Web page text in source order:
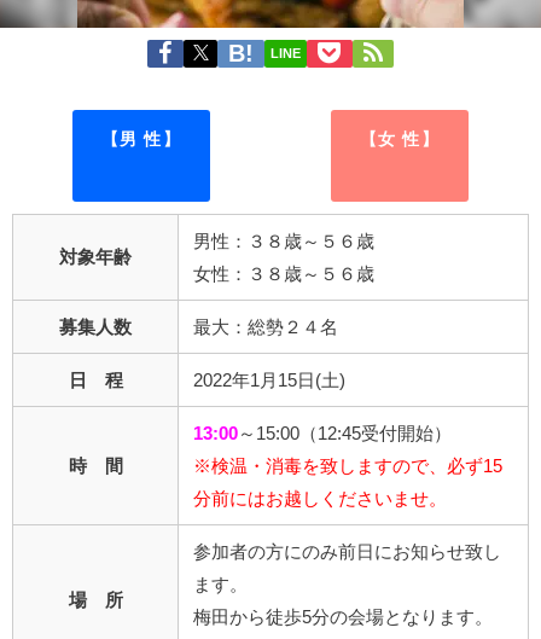
LINE
【男 性】 【女 性】
対象年齢
男性：３８歳～５６歳
女性：３８歳～５６歳
募集人数 最大：総勢２４名
日 程 2022年1月15日(土)
時 間
13:00 ～15:00（12:45受付開始）
※検温・消毒を致しますので、必ず15
分前にはお越しくださいませ。
場 所
参加者の方にのみ前日にお知らせ致し
ます。
梅田から徒歩5分の会場となります。